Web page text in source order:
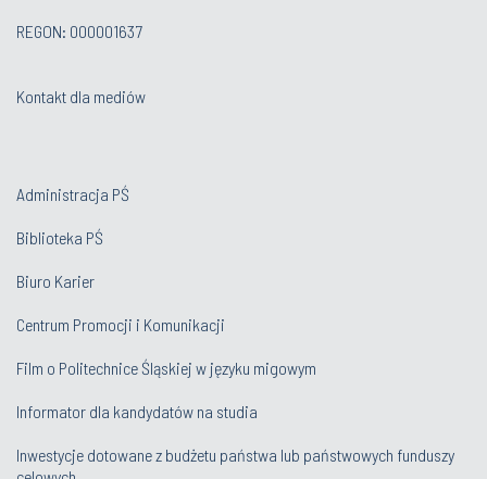
REGON: 000001637
Kontakt dla mediów
Administracja PŚ
Biblioteka PŚ
Biuro Karier
Centrum Promocji i Komunikacji
Film o Politechnice Śląskiej w języku migowym
Informator dla kandydatów na studia
Inwestycje dotowane z budżetu państwa lub państwowych funduszy